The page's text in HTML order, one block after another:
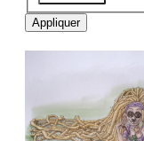
Appliquer